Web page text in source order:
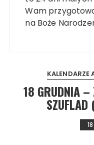
Wam
na Boże
KALENDARZE
18 GRUDNIA –